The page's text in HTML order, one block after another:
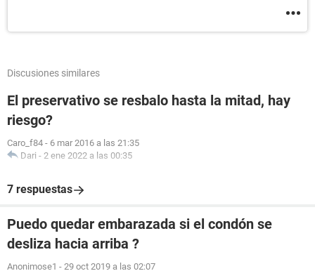
Discusiones similares
El preservativo se resbalo hasta la mitad, hay
riesgo?
Caro_f84 - 6 mar 2016 a las 21:35
Dari - 2 ene 2022 a las 00:35
7 respuestas
Puedo quedar embarazada si el condón se
desliza hacia arriba ?
Anonimose1 - 29 oct 2019 a las 02:07